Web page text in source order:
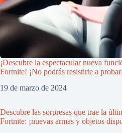
¡Descubre la espectacular nueva
Fortnite! ¡No podrás resistirte a
19 de marzo de 2024
Descubre las sorpresas que trae la
Fortnite: ¡nuevas armas y objetos